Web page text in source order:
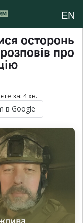
EN
осторонь
про
за: 4хв.
в Google